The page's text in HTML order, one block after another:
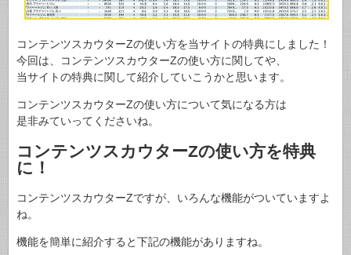
コンテンツスカウターZの使い方を当サイトの特典にしました！
今回は、コンテンツスカウターZの使い方に関してや、
当サイトの特典に関して紹介していこうかと思います。
コンテンツスカウターZの使い方について気になる方は
是非みていってくださいね。
コンテンツスカウターZの使い方を特典
に！
コンテンツスカウターZですが、いろんな機能がついていますよ
ね。
機能を簡単に紹介すると下記の機能がありますね。